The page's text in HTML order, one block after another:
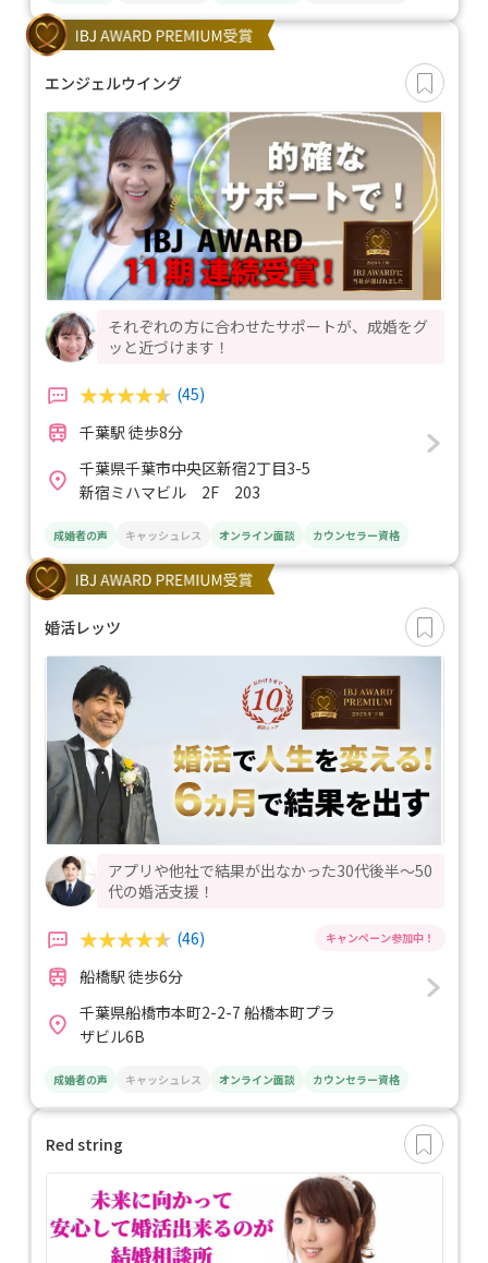
エンジェルウイング
それぞれの方に合わせたサポートが、成婚をグ
ッと近づけます！
(45)
千葉駅 徒歩8分
千葉県千葉市中央区新宿2丁目3-5
新宿ミハマビル 2F 203
成婚者の声 キャッシュレス オンライン面談 カウンセラー資格
婚活レッツ
アプリや他社で結果が出なかった30代後半〜50
代の婚活支援！
(46)
船橋駅 徒歩6分
千葉県船橋市本町2-2-7 船橋本町プラ
ザビル6B
成婚者の声 キャッシュレス オンライン面談 カウンセラー資格
Red string